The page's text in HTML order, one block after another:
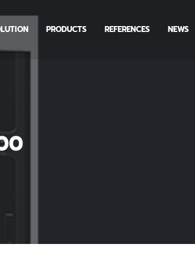
PRODUCTS REFERENCES NEWS